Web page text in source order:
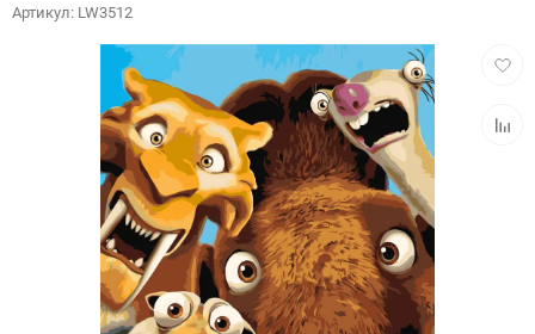
Артикул: LW3512